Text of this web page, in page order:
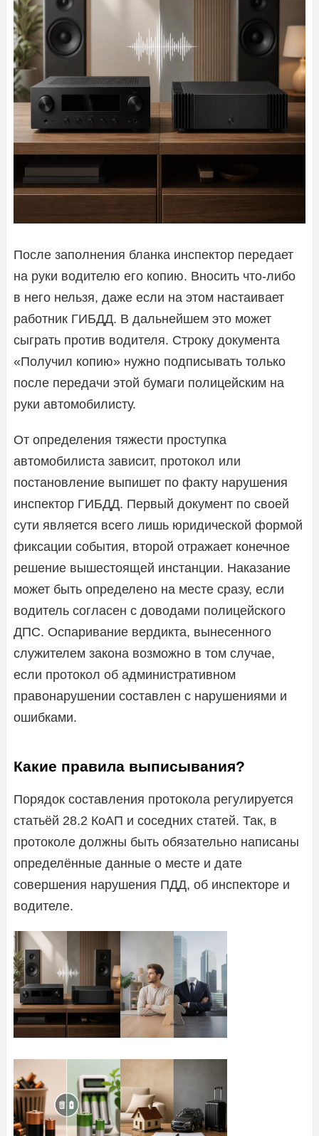
После заполнения бланка инспектор передает
на руки водителю его копию. Вносить что-либо
в него нельзя, даже если на этом настаивает
работник ГИБДД. В дальнейшем это может
сыграть против водителя. Строку документа
«Получил копию» нужно подписывать только
после передачи этой бумаги полицейским на
руки автомобилисту.
От определения тяжести проступка
автомобилиста зависит, протокол или
постановление выпишет по факту нарушения
инспектор ГИБДД. Первый документ по своей
сути является всего лишь юридической формой
фиксации события, второй отражает конечное
решение вышестоящей инстанции. Наказание
может быть определено на месте сразу, если
водитель согласен с доводами полицейского
ДПС. Оспаривание вердикта, вынесенного
служителем закона возможно в том случае,
если протокол об административном
правонарушении составлен с нарушениями и
ошибками.
Какие правила выписывания?
Порядок составления протокола регулируется
статьёй 28.2 КоАП и соседних статей. Так, в
протоколе должны быть обязательно написаны
определённые данные о месте и дате
совершения нарушения ПДД, об инспекторе и
водителе.